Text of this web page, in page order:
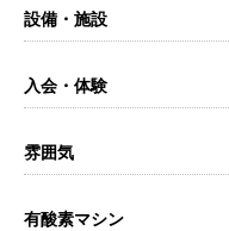
設備・施設
入会・体験
雰囲気
有酸素マシン